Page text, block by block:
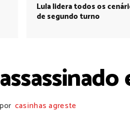
Lula lidera todos os
de segundo turno
por casinhas agreste